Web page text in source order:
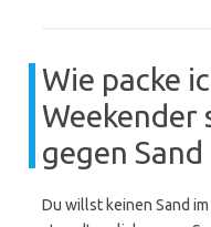
Wie packe
gegen Sand
Du willst keinen Sand